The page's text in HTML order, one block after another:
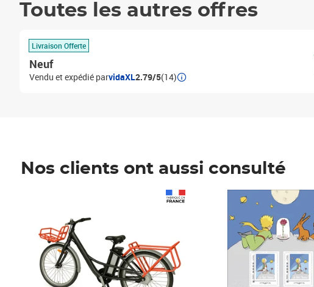
Toutes les autres offres
Livraison Offerte
Neuf
Vendu et expédié parvidaXL2.79/5(14)
Nos clients ont aussi consulté
Prix 7,50€